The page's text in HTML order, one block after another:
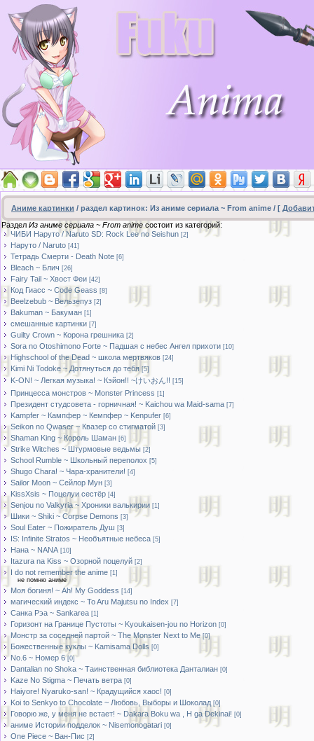
Аниме картинки / раздел картинок: Из аниме сериала ~ From anime / [
Раздел Из аниме сериала ~ From animeсостоит из категорий:
ЧИБИ Наруто / Naruto SD: Rock Lee no Seishun [2]
Наруто / Naruto [41]
Тетрадь Смерти - Death Note [6]
Bleach ~ Блич [26]
Fairy Tail ~ Хвост Феи [42]
Код Гиасс ~ Code Geass [8]
Beelzebub ~ Вельзепуз [2]
Bakuman ~ Бакуман [1]
смешанные картинки [7]
Guilty Crown ~ Корона грешника [2]
Sora no Otoshimono Forte ~ Падшая с небес Ангел прихоти [10]
Highschool of the Dead ~ школа мертвяков [24]
Kimi Ni Todoke ~ Дотянуться до тебя [5]
K-ON! ~ Легкая музыка! ~ Кэйон!! ~けいおん!! [15]
Принцесса монстров ~ Monster Princess [1]
Президент студсовета - горничная! ~ Kaichou wa Maid-sama [7]
Kampfer ~ Кампфер ~ Кемпфер ~ Kenpufer [6]
Seikon no Qwaser ~ Квазер со стигматой [3]
Shaman King ~ Король Шаман [6]
Strike Witches ~ Штурмовые ведьмы [2]
School Rumble ~ Школьный переполох [5]
Shugo Chara! ~ Чара-хранители! [4]
Sailor Moon ~ Сейлор Мун [3]
KissXsis ~ Поцелуи сестёр [4]
Senjou no Valkyria ~ Хроники валькирии [1]
Шики ~ Shiki ~ Corpse Demons [3]
Soul Eater ~ Пожиратель Душ [3]
IS: Infinite Stratos ~ Необъятные небеса [5]
Нана ~ NANA [10]
Itazura na Kiss ~ Озорной поцелуй [2]
I do not remember the anime [1]
не помню аниме
Моя богиня! ~ Ah! My Goddess [14]
магический индекс ~ To Aru Majutsu no Index [7]
Санка Рэа ~ Sankarea [1]
Горизонт на Границе Пустоты ~ Kyoukaisen-jou no Horizon [0]
Монстр за соседней партой ~ The Monster Next to Me [0]
Божественные куклы ~ Kamisama Dolls [0]
No.6 ~ Номер 6 [0]
Dantalian no Shoka ~ Таинственная библиотека Данталиан [0]
Kaze No Stigma ~ Печать ветра [0]
Haiyore! Nyaruko-san! ~ Крадущийся хаос! [0]
Koi to Senkyo to Chocolate ~ Любовь, Выборы и Шоколад [0]
Говорю же, у меня не встает! ~ Dakara Boku wa , H ga Dekinai! [0]
аниме Истории подделок ~ Nisemonogatari [0]
One Piece ~ Ван-Пис [2]